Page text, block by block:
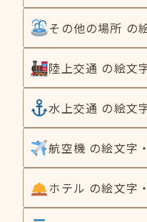
その他の場所 の
陸上交通 の絵文
水上交通 の絵文
航空機 の絵文字
ホテル の絵文字